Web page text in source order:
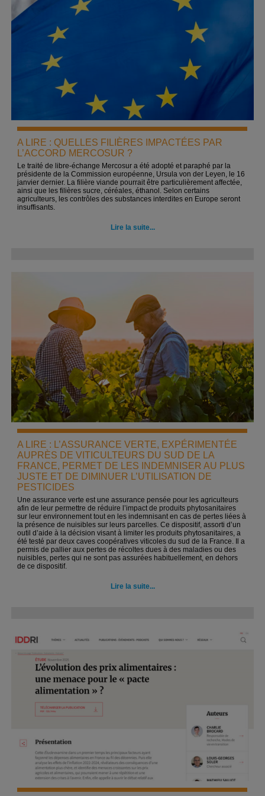
A LIRE : QUELLES FILIÈRES IMPACTÉES PAR
L’ACCORD MERCOSUR ?
Le traité de libre-échange Mercosur a été adopté et paraphé par la
présidente de la Commission européenne, Ursula von der Leyen, le 16
janvier dernier. La filière viande pourrait être particulièrement affectée,
ainsi que les filières sucre, céréales, éthanol. Selon certains
agriculteurs, les contrôles des substances interdites en Europe seront
insuffisants.
Lire la suite...
A LIRE : L’ASSURANCE VERTE, EXPÉRIMENTÉE
AUPRÈS DE VITICULTEURS DU SUD DE LA
FRANCE, PERMET DE LES INDEMNISER AU PLUS
JUSTE ET DE DIMINUER L’UTILISATION DE
PESTICIDES
Une assurance verte est une assurance pensée pour les agriculteurs
afin de leur permettre de réduire l’impact de produits phytosanitaires
sur leur environnement tout en les indemnisant en cas de pertes liées à
la présence de nuisibles sur leurs parcelles. Ce dispositif, assorti d’un
outil d’aide à la décision visant à limiter les produits phytosanitaires, a
été testé par deux caves coopératives viticoles du sud de la France. Il a
permis de pallier aux pertes de récoltes dues à des maladies ou des
nuisibles, pertes qui ne sont pas assurées habituellement, en dehors
de ce dispositif.
Lire la suite...